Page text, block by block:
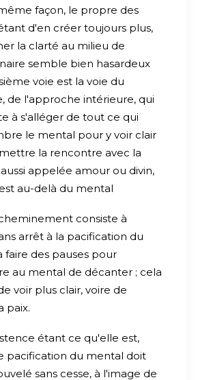
façon, le propre des
d'en créer toujours plus,
la clarté au milieu de
semble bien hasardeux
voie est la voie du
de l'approche intérieure, qui
à s'alléger de tout ce qui
le mental pour y voir clair
la rencontre avec la
appelée amour ou divin,
au-delà du mental
consiste à
arrêt à la pacification du
faire des pauses pour
au mental de décanter ; cela
voir plus clair, voire de
paix.
étant ce qu'elle est,
pacification du mental doit
sans cesse, à l'image de